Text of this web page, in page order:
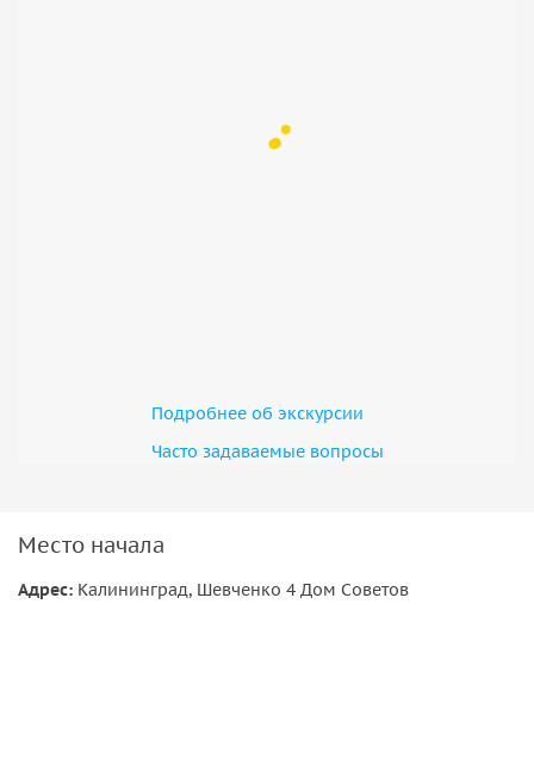
Подробнее об экскурсии
Часто задаваемые вопросы
Место начала
Адрес: Калининград, Шевченко 4 Дом Советов